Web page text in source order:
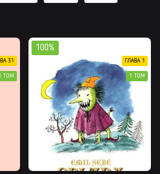
31
ТОМ
100%
ГЛАВА 1
1 ТОМ